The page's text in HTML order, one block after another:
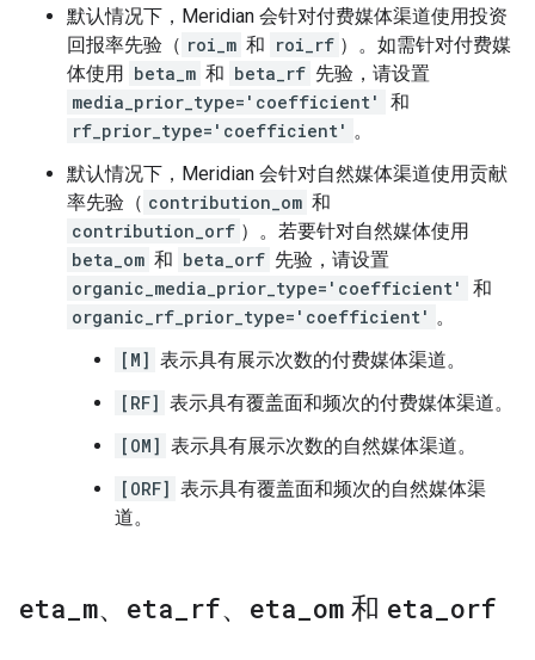
默认情况下，Meridian 会针对付费媒体渠道使用投资
回报率先验（ roi_m 和 roi_rf ）。如需针对付费媒
体使用 beta_m 和 beta_rf 先验，请设置
media_prior_type='coefficient'
和
rf_prior_type='coefficient' 。
默认情况下，Meridian 会针对自然媒体渠道使用贡献
率先验（ contribution_om 和
contribution_orf ）。若要针对自然媒体使用
beta_om 和 beta_orf 先验，请设置
organic_media_prior_type='coefficient'
和
organic_rf_prior_type='coefficient' 。
[M] 表示具有展示次数的付费媒体渠道。
[RF] 表示具有覆盖面和频次的付费媒体渠道。
[OM] 表示具有展示次数的自然媒体渠道。
[ORF] 表示具有覆盖面和频次的自然媒体渠
道。
eta m、 eta rf、 eta om 和 eta orf